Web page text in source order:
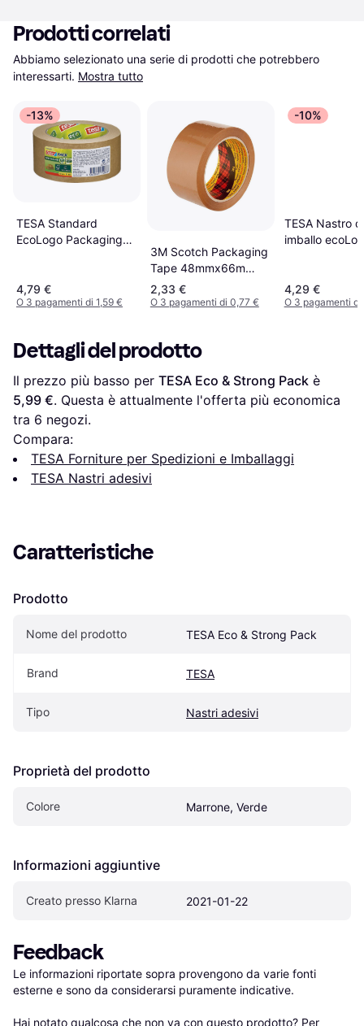
Prodotti correlati
Abbiamo selezionato una serie di prodotti che potrebbero
interessarti. Mostra tutto
-13%
TESA Standard
EcoLogo Packaging
4,79 €
O 3 pagamenti di 1,59 €
3M Scotch Packaging
Tape 48mmx66m
6pcs
2,33 €
O 3 pagamenti di 0,77 €
-10%
TESA Nastro
imballo
4,29 €
O 3 pagamenti di
Dettagli del prodotto
Il prezzo più basso per TESA Eco & Strong Pack
5,99 €. Questa è attualmente l'offerta più economica
tra 6 negozi.
Compara:
TESA Forniture per Spedizioni e Imballaggi
TESA Nastri adesivi
Caratteristiche
Prodotto
Nome del prodotto TESA Eco & Strong Pack
Brand TESA
Tipo Nastri adesivi
Proprietà del prodotto
Colore Marrone, Verde
Informazioni aggiuntive
Creato presso Klarna 2021-01-22
Feedback
Le informazioni riportate sopra provengono da varie fonti
esterne e sono da considerarsi puramente indicative.
Hai notato qualcosa che non va con questo prodotto? Per